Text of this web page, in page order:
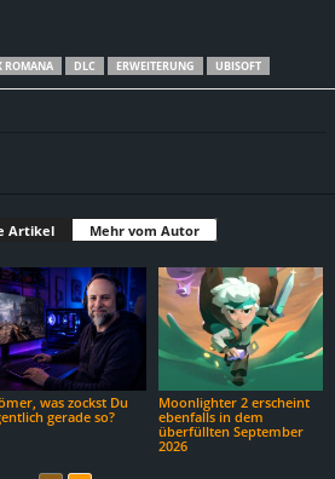
ROMANA DLC ERWEITERUNG UBISOFT
Artikel Mehr vom Autor
was zockst Du
gerade so?
Moonlighter 2 erscheint
ebenfalls in dem
überfüllten September
2026